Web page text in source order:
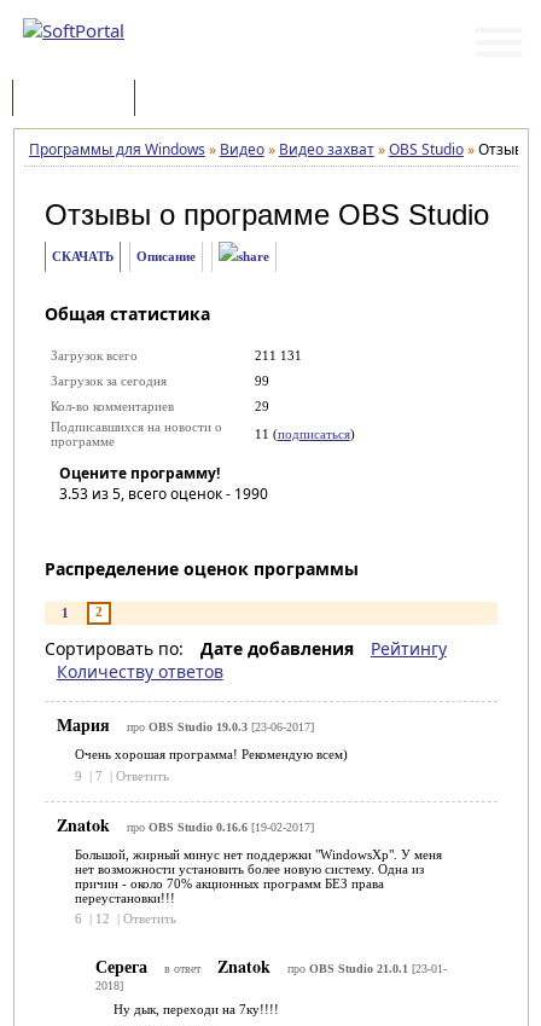
Программы для Windows » Видео» Видео захват»OBS Studio»Отзывы
Отзывы о программе OBS Studio
СКАЧАТЬ Описание
Общая статистика
Загрузок всего
211 131
Загрузок за сегодня
99
Кол-во комментариев
29
Подписавшихся на новости о
программе
11 (подписаться)
Оцените программу!
3.53из 5, всего оценок - 1990
Распределение оценок программы
1 2
Сортировать по: Дате добавления
Рейтингу
Количеству ответов
Мария про OBS Studio 19.0.3[23-06-2017]
Очень хорошая программа! Рекомендую всем)
9
| 7 | Ответить
Znatok про OBS Studio 0.16.6[19-02-2017]
Большой, жирный минус нет поддержки "WindowsXp". У меня
нет возможности установить более новую систему. Одна из
причин - около 70% акционных программ БЕЗ права
переустановки!!!
6
| 12 | Ответить
Серега в ответ Znatok про OBS Studio 21.0.1 [23-01-
2018]
Ну дык, переходи на 7ку!!!!